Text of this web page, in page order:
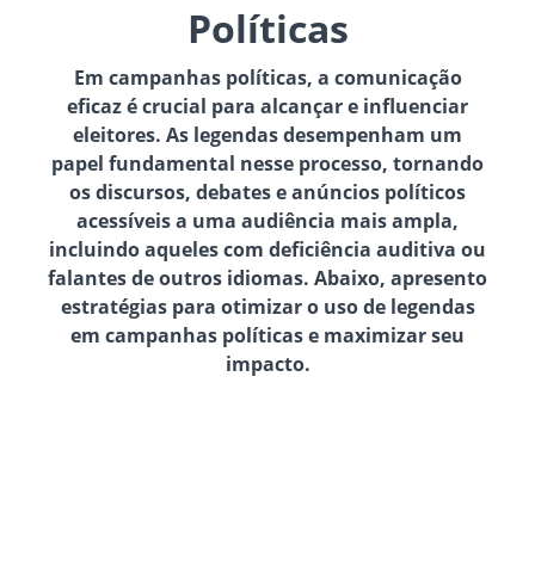
Políticas
Em campanhas políticas, a comunicação
eficaz é crucial para alcançar e influenciar
eleitores. As legendas desempenham um
papel fundamental nesse processo, tornando
os discursos, debates e anúncios políticos
acessíveis a uma audiência mais ampla,
incluindo aqueles com deficiência auditiva ou
falantes de outros idiomas. Abaixo, apresento
estratégias para otimizar o uso de legendas
em campanhas políticas e maximizar seu
impacto.